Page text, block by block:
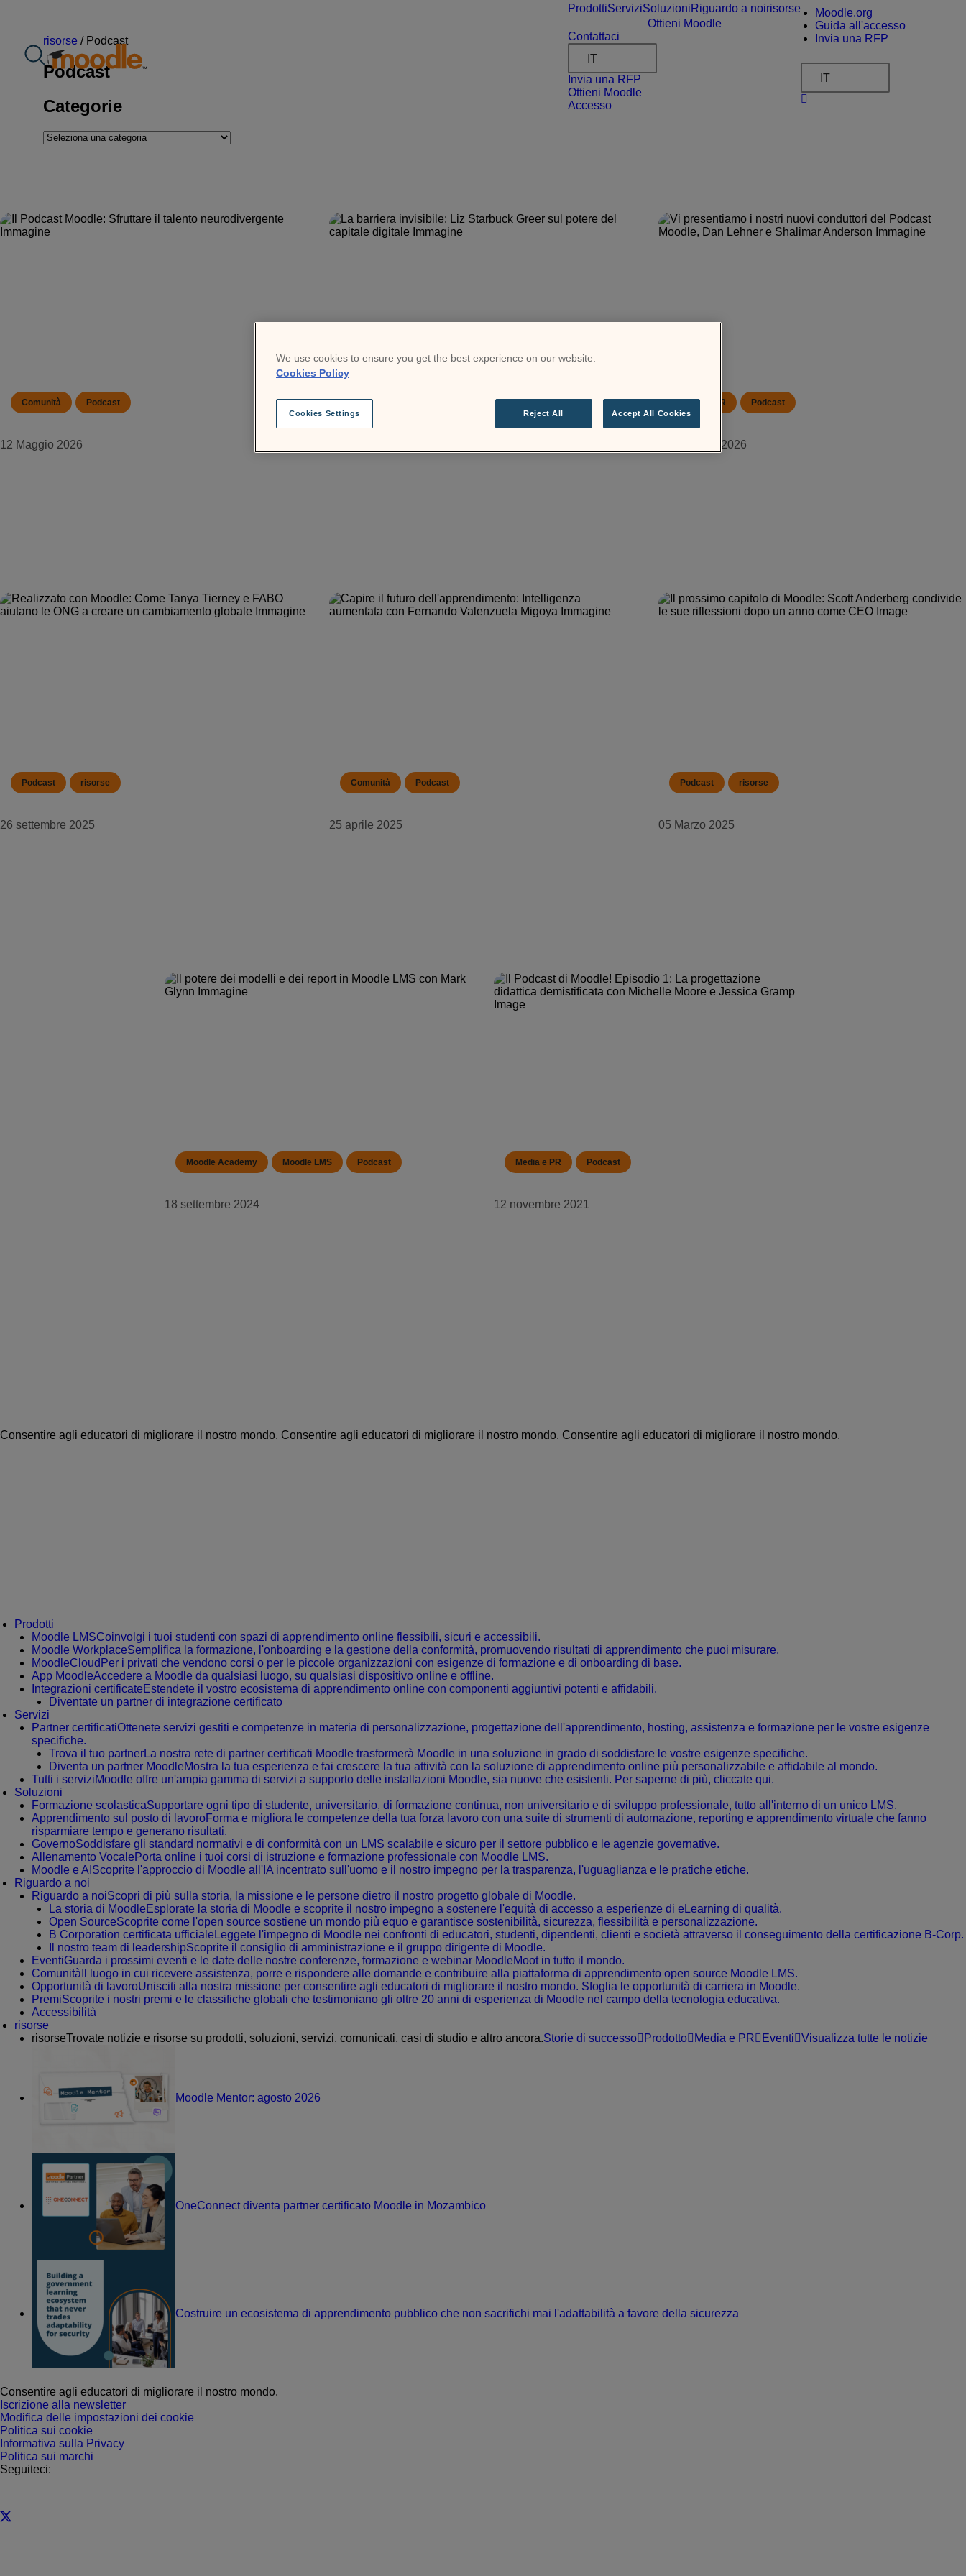
ProdottiServiziSoluzioni Riguardo a noirisorse
Ottieni Moodle
Contattaci
IT
Invia una RFP
Ottieni Moodle
Accesso
Moodle.org
Guida all'accesso
Invia una RFP
IT
risorse / Podcast
Podcast
Categorie
Categorie
Comunità Podcast
12 Maggio 2026
Media e PR Media e PR Podcast
23 Gennaio 2026
Podcast risorse
26 settembre 2025
Comunità Podcast
25 aprile 2025
Podcast risorse
05 Marzo 2025
Moodle Academy Moodle LMS Podcast
18 settembre 2024
Media e PR Podcast
12 novembre 2021
Consentire agli educatori di migliorare il nostro mondo. Consentire agli educatori di migliorare il nostro mondo. Consentire agli educatori di migliorare il nostro mondo.
Prodotti
Moodle LMSCoinvolgi i tuoi studenti con spazi di apprendimento online flessibili, sicuri e accessibili.
Moodle WorkplaceSemplifica la formazione, l'onboarding e la gestione della conformità, promuovendo risultati di apprendimento che puoi misurare.
MoodleCloud Per i privati che vendono corsi o per le piccole organizzazioni con esigenze di formazione e di onboarding di base.
App MoodleAccedere a Moodle da qualsiasi luogo, su qualsiasi dispositivo online e offline.
Integrazioni certificate Estendete il vostro ecosistema di apprendimento online con componenti aggiuntivi potenti e affidabili.
Diventate un partner di integrazione certificato
Servizi
Partner certificatiOttenete servizi gestiti e competenze in materia di personalizzazione, progettazione dell'apprendimento, hosting, assistenza e formazione per le vostre esigenze
specifiche.
Trova il tuo partnerLa nostra rete di partner certificati Moodle trasformerà Moodle in una soluzione in grado di soddisfare le vostre esigenze specifiche.
Diventa un partner MoodleMostra la tua esperienza e fai crescere la tua attività con la soluzione di apprendimento online più personalizzabile e affidabile al mondo.
Tutti i serviziMoodle offre un'ampia gamma di servizi a supporto delle installazioni Moodle, sia nuove che esistenti. Per saperne di più, cliccate qui.
Soluzioni
Formazione scolasticaSupportare ogni tipo di studente, universitario, di formazione continua, non universitario e di sviluppo professionale, tutto all'interno di un unico LMS.
Apprendimento sul posto di lavoroForma e migliora le competenze della tua forza lavoro con una suite di strumenti di automazione, reporting e apprendimento virtuale che fanno
risparmiare tempo e generano risultati.
GovernoSoddisfare gli standard normativi e di conformità con un LMS scalabile e sicuro per il settore pubblico e le agenzie governative.
Allenamento Vocale Porta online i tuoi corsi di istruzione e formazione professionale con Moodle LMS.
Moodle e AI Scoprite l'approccio di Moodle all'IA incentrato sull'uomo e il nostro impegno per la trasparenza, l'uguaglianza e le pratiche etiche.
Riguardo a noi
Riguardo a noiScopri di più sulla storia, la missione e le persone dietro il nostro progetto globale di Moodle.
La storia di Moodle Esplorate la storia di Moodle e scoprite il nostro impegno a sostenere l'equità di accesso a esperienze di eLearning di qualità.
Open SourceScoprite come l'open source sostiene un mondo più equo e garantisce sostenibilità, sicurezza, flessibilità e personalizzazione.
B Corporation certificata ufficiale Leggete l'impegno di Moodle nei confronti di educatori, studenti, dipendenti, clienti e società attraverso il conseguimento della certificazione B-Corp.
Il nostro team di leadershipScoprite il consiglio di amministrazione e il gruppo dirigente di Moodle.
EventiGuarda i prossimi eventi e le date delle nostre conferenze, formazione e webinar MoodleMoot in tutto il mondo.
Comunità Il luogo in cui ricevere assistenza, porre e rispondere alle domande e contribuire alla piattaforma di apprendimento open source Moodle LMS.
Opportunità di lavoroUnisciti alla nostra missione per consentire agli educatori di migliorare il nostro mondo. Sfoglia le opportunità di carriera in Moodle.
PremiScoprite i nostri premi e le classifiche globali che testimoniano gli oltre 20 anni di esperienza di Moodle nel campo della tecnologia educativa.
Accessibilità
risorse
risorseTrovate notizie e risorse su prodotti, soluzioni, servizi, comunicati, casi di studio e altro ancora.Storie di successo Prodotto Media e PR Eventi Visualizza tutte le notizie
Moodle Mentor: agosto 2026
OneConnect diventa partner certificato Moodle in Mozambico
Costruire un ecosistema di apprendimento pubblico che non sacrifichi mai l'adattabilità a favore della sicurezza
Consentire agli educatori di migliorare il nostro mondo.
Iscrizione alla newsletter
Modifica delle impostazioni dei cookie
Politica sui cookie
Informativa sulla Privacy
Politica sui marchi
Seguiteci:
We use cookies to ensure you get the best experience on our website.
Cookies Policy
Cookies Settings Reject All Accept All Cookies